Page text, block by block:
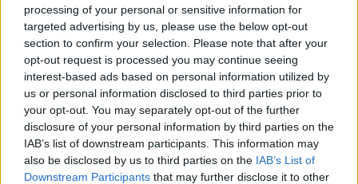
processing of your personal or sensitive information for
targeted advertising by us, please use the below opt-out
section to confirm your selection. Please note that after your
opt-out request is processed you may continue seeing
interest-based ads based on personal information utilized by
us or personal information disclosed to third parties prior to
your opt-out. You may separately opt-out of the further
disclosure of your personal information by third parties on the
IAB’s list of downstream participants. This information may
also be disclosed by us to third parties on the IAB’s List of
Downstream Participants that may further disclose it to other
παντελώς απαξιωμένα τα συστήματα που
είχαν εγκατασταθεί. Κάνοντας μια αναδρομή
στο ιστορικό της γραμμής, είπε ότι τα
συστήματα σηματοδότησης - τηλεδιοίκησης
και τηλεπικοινωνιώνείχαν εγκατασταθεί
στα τέλη του 2007 όταν εκδόθηκε η
βεβαίωση περαίωσης του έργου.
Ακολούθησε δικαστική διένεξη και η
οριστική παραλαβή κρίθηκε ότι